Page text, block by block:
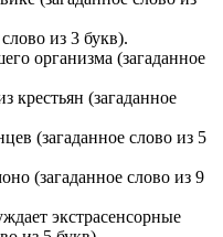
из 3 букв).
организма (загаданное
крестьян (загаданное
(загаданное слово из 5
(загаданное слово из 9
экстрасенсорные